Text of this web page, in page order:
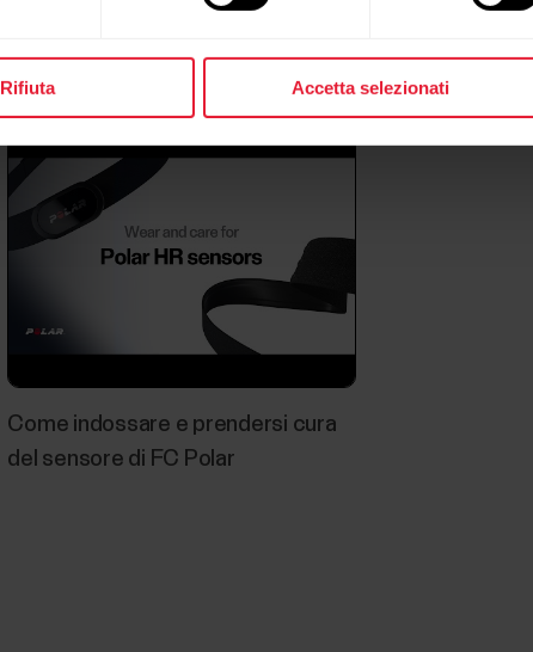
Rifiuta Accetta selezionati
Tutorial video
Come indossare e prendersi cura
del sensore di FC Polar